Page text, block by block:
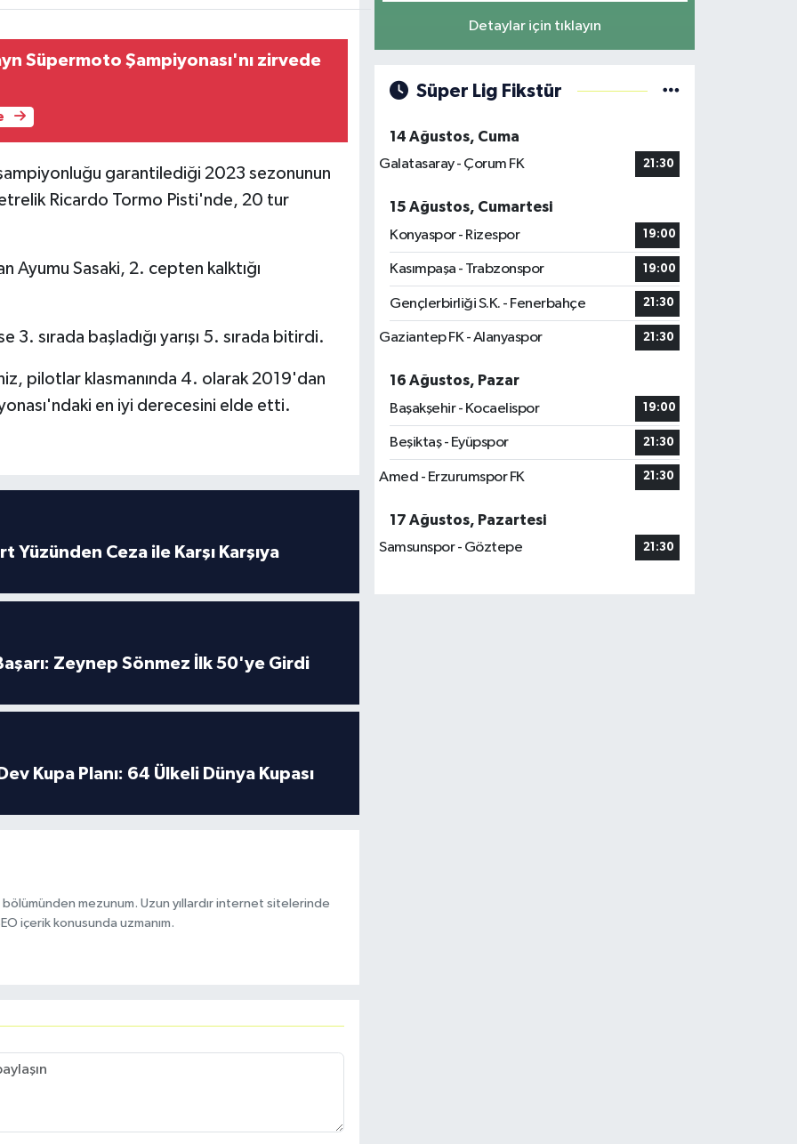
Süpermoto Şampiyonası'nı zirvede
şampiyonluğu garantilediği 2023 sezonunun
Ricardo Tormo Pisti'nde, 20 tur
Ayumu Sasaki, 2. cepten kalktığı
3. sırada başladığı yarışı 5. sırada bitirdi.
pilotlar klasmanında 4. olarak 2019'dan
en iyi derecesini elde etti.
Yüzünden Ceza ile Karşı Karşıya
Zeynep Sönmez İlk 50'ye Girdi
Kupa Planı: 64 Ülkeli Dünya Kupası
mezunum. Uzun yıllardır internet sitelerinde
içerik konusunda uzmanım.
Detaylar için tıklayın
Süper Lig Fikstür
14 Ağustos, Cuma
Galatasaray - Çorum FK
21:30
15 Ağustos, Cumartesi
Konyaspor - Rizespor
19:00
Kasımpaşa - Trabzonspor 19:00
Gençlerbirliği S.K. - Fenerbahçe 21:30
Gaziantep FK - Alanyaspor 21:30
16 Ağustos, Pazar
Başakşehir - Kocaelispor
19:00
Beşiktaş - Eyüpspor 21:30
Amed - Erzurumspor FK 21:30
17 Ağustos, Pazartesi
Samsunspor - Göztepe
21:30